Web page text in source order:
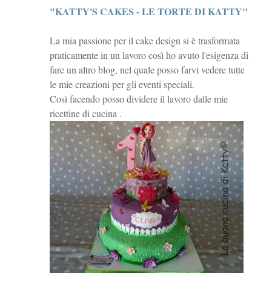
"KATTY'S CAKES - LE TORTE DI KATTY"
La mia passione per il cake design si è trasformata
praticamente in un lavoro così ho avuto l'esigenza di
fare un altro blog, nel quale posso farvi vedere tutte
le mie creazioni per gli eventi speciali.
Così facendo posso dividere il lavoro dalle mie
ricettine di cucina .